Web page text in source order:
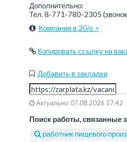
Дополнительно:
Тел. 8-771-780-2305
Компания в 2Gis >
Копировать ссылку на
Добавить в закладки
Актуально: 07.08.2026 17:42
Поиск работы, связанные
работник пищевого